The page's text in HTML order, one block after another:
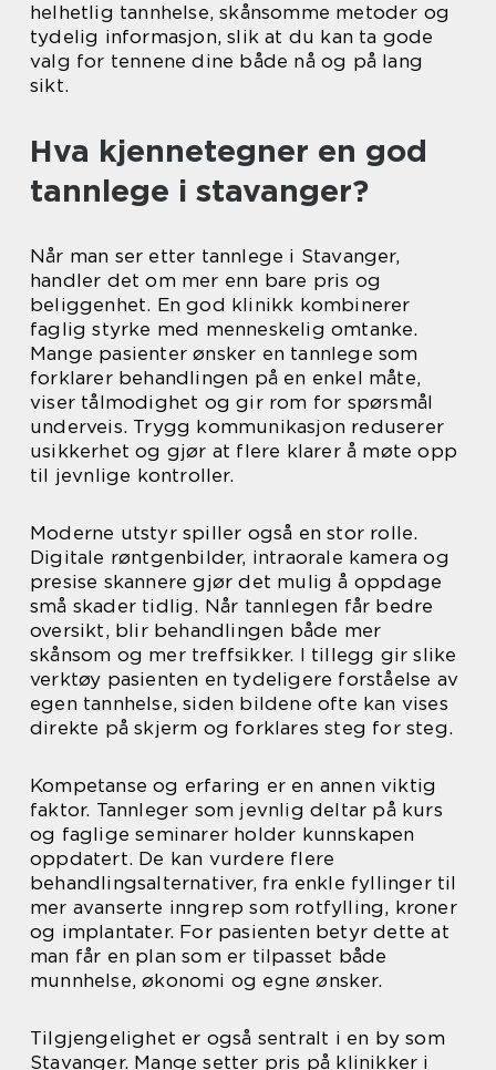
helhetlig tannhelse, skånsomme metoder og
tydelig informasjon, slik at du kan ta gode
valg for tennene dine både nå og på lang
sikt.
Hva kjennetegner en god
tannlege i stavanger?
Når man ser etter tannlege i Stavanger,
handler det om mer enn bare pris og
beliggenhet. En god klinikk kombinerer
faglig styrke med menneskelig omtanke.
Mange pasienter ønsker en tannlege som
forklarer behandlingen på en enkel måte,
viser tålmodighet og gir rom for spørsmål
underveis. Trygg kommunikasjon reduserer
usikkerhet og gjør at flere klarer å møte opp
til jevnlige kontroller.
Moderne utstyr spiller også en stor rolle.
Digitale røntgenbilder, intraorale kamera og
presise skannere gjør det mulig å oppdage
små skader tidlig. Når tannlegen får bedre
oversikt, blir behandlingen både mer
skånsom og mer treffsikker. I tillegg gir slike
verktøy pasienten en tydeligere forståelse av
egen tannhelse, siden bildene ofte kan vises
direkte på skjerm og forklares steg for steg.
Kompetanse og erfaring er en annen viktig
faktor. Tannleger som jevnlig deltar på kurs
og faglige seminarer holder kunnskapen
oppdatert. De kan vurdere flere
behandlingsalternativer, fra enkle fyllinger til
mer avanserte inngrep som rotfylling, kroner
og implantater. For pasienten betyr dette at
man får en plan som er tilpasset både
munnhelse, økonomi og egne ønsker.
Tilgjengelighet er også sentralt i en by som
Stavanger. Mange setter pris på klinikker i